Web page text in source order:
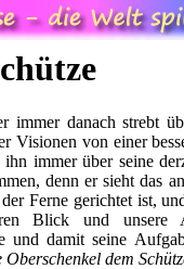
immer danach strebt
Visionen von einer
immer über seine
denn er sieht das
Ferne gerichtet ist,
Blick und unsere
und damit seine
dem